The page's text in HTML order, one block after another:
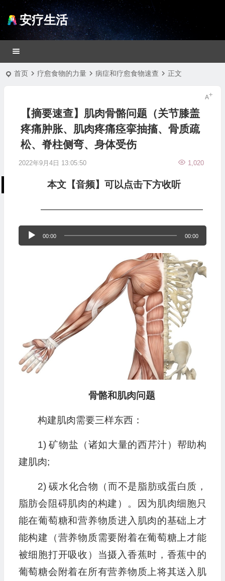
安疗生活
首页 疗愈食物的力量 病症和疗愈食物速查 正文
【摘要速查】肌肉骨骼问题（关节膝盖
疼痛肿胀、肌肉疼痛痉挛抽搐、骨质疏
松、脊柱侧弯、身体受伤
2022年9月4日 13:05:50 1,020
本文【音频】可以点击下方收听
—————————————————
频
00:00 00:00
骨骼和肌肉问题
构建肌肉需要三样东西：
1) 矿物盐（诸如大量的西芹汁）帮助构
建肌肉;
2) 碳水化合物（而不是脂肪或蛋白质，
脂肪会阻碍肌肉的构建）。因为肌肉细胞只
能在葡萄糖和营养物质进入肌肉的基础上才
能构建（营养物质需要附着在葡萄糖上才能
被细胞打开吸收）当摄入香蕉时，香蕉中的
葡萄糖会附着在所有营养物质上将其送入肌